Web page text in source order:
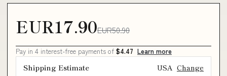
EUR17.90EUR50.90
Pay in 4 interest-free payments of $4.47 Learn more
Shipping Estimate USA Change